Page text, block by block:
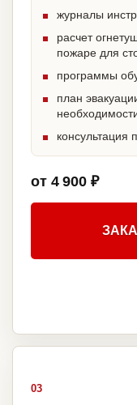
журналы
расчет
пожаре для
программы
план
консультация
от 4 900 ₽
03